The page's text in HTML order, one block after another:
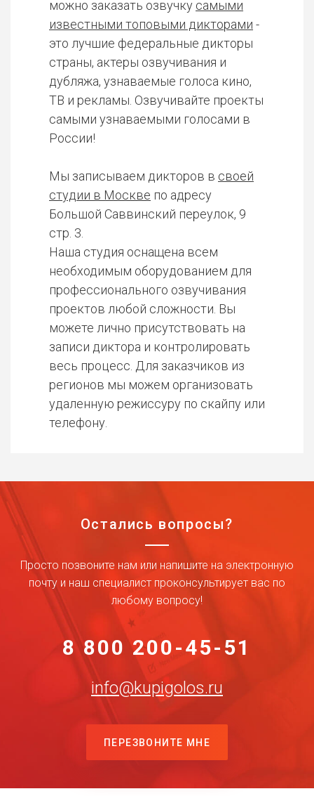
можно заказать озвучку самыми
известными топовыми дикторами -
это лучшие федеральные дикторы
страны, актеры озвучивания и
дубляжа, узнаваемые голоса кино,
ТВ и рекламы. Озвучивайте проекты
самыми узнаваемыми голосами в
России!
Мы записываем дикторов в своей
студии в Москве по адресу
Большой Саввинский переулок, 9
стр. 3.
Наша студия оснащена всем
необходимым оборудованием для
профессионального озвучивания
проектов любой сложности. Вы
можете лично присутствовать на
записи диктора и контролировать
весь процесс. Для заказчиков из
регионов мы можем организовать
удаленную режиссуру по скайпу или
телефону.
Остались вопросы?
Просто позвоните нам или напишите на электронную
почту и наш специалист проконсультирует вас по
любому вопросу!
8 800 200-45-51
info@kupigolos.ru
ПЕРЕЗВОНИТЕ МНЕ